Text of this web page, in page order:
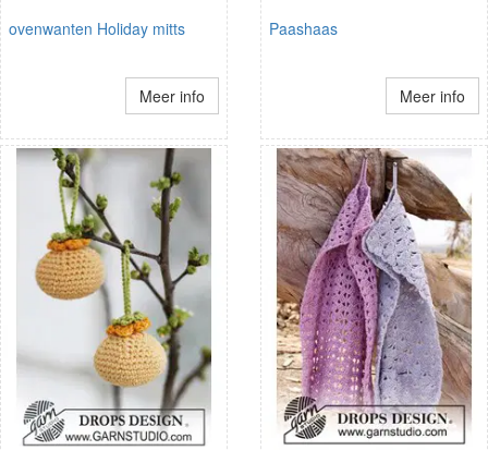
ovenwanten Holiday mitts
Meer info
Paashaas
Meer info